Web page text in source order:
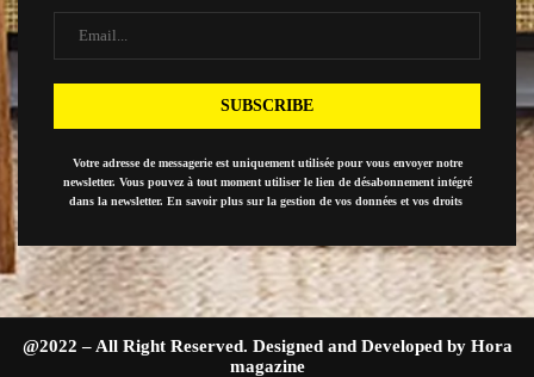
Votre adresse de messagerie est uniquement utilisée pour vous envoyer notre
newsletter. Vous pouvez à tout moment utiliser le lien de désabonnement intégré
dans la newsletter. En savoir plus sur la gestion de vos données et vos droits
@2022 – All Right Reserved. Designed and Developed by Hora
magazine